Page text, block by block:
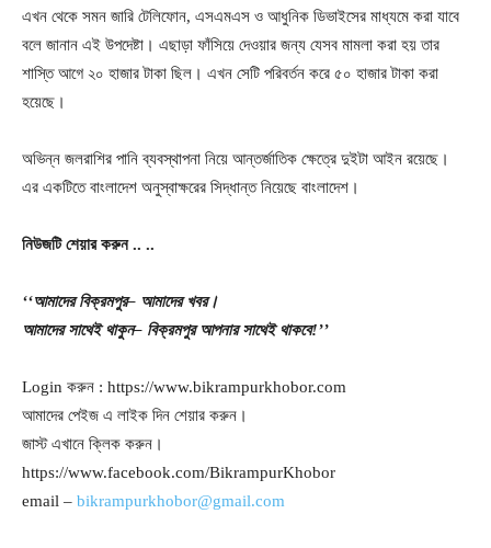
এখন থেকে সমন জারি টেলিফোন, এসএমএস ও আধুনিক ডিভাইসের মাধ্যমে করা যাবে
বলে জানান এই উপদেষ্টা। এছাড়া ফাঁসিয়ে দেওয়ার জন্য যেসব মামলা করা হয় তার
শাস্তি আগে ২০ হাজার টাকা ছিল। এখন সেটি পরিবর্তন করে ৫০ হাজার টাকা করা
হয়েছে।
অভিন্ন জলরাশির পানি ব্যবস্থাপনা নিয়ে আন্তর্জাতিক ক্ষেত্রে দুইটা আইন রয়েছে।
এর একটিতে বাংলাদেশ অনুস্বাক্ষরের সিদ্ধান্ত নিয়েছে বাংলাদেশ।
নিউজটি শেয়ার করুন.. ..
‘‘আমাদের বিক্রমপুর– আমাদের খবর।
আমাদের সাথেই থাকুন– বিক্রমপুর আপনার সাথেই থাকবে!’’
Login করুন : https://www.bikrampurkhobor.com
আমাদের পেইজ এ লাইক দিন শেয়ার করুন।
জাস্ট এখানে ক্লিক করুন।
https://www.facebook.com/BikrampurKhobor
email – bikrampurkhobor@gmail.com